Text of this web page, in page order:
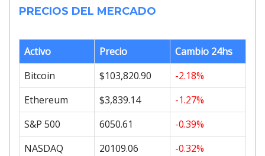
PRECIOS DEL MERCADO
Activo Precio
Cambio 24hs
Bitcoin
$103,820.90
-2.18%
Ethereum
$3,839.14
-1.27%
S&P 500
6050.61
-0.39%
NASDAQ
20109.06 -0.32%